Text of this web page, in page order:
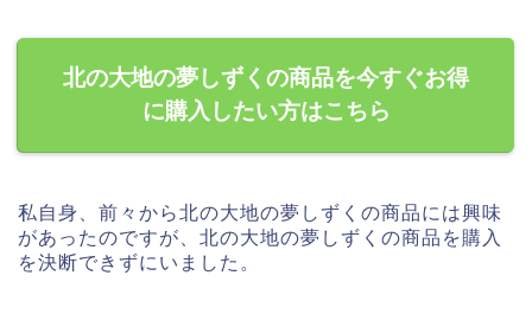
北の大地の夢しずくの商品を今すぐお得
に購入したい方はこちら
私自身、前々から北の大地の夢しずくの商品には興味
があったのですが、北の大地の夢しずくの商品を購入
を決断できずにいました。